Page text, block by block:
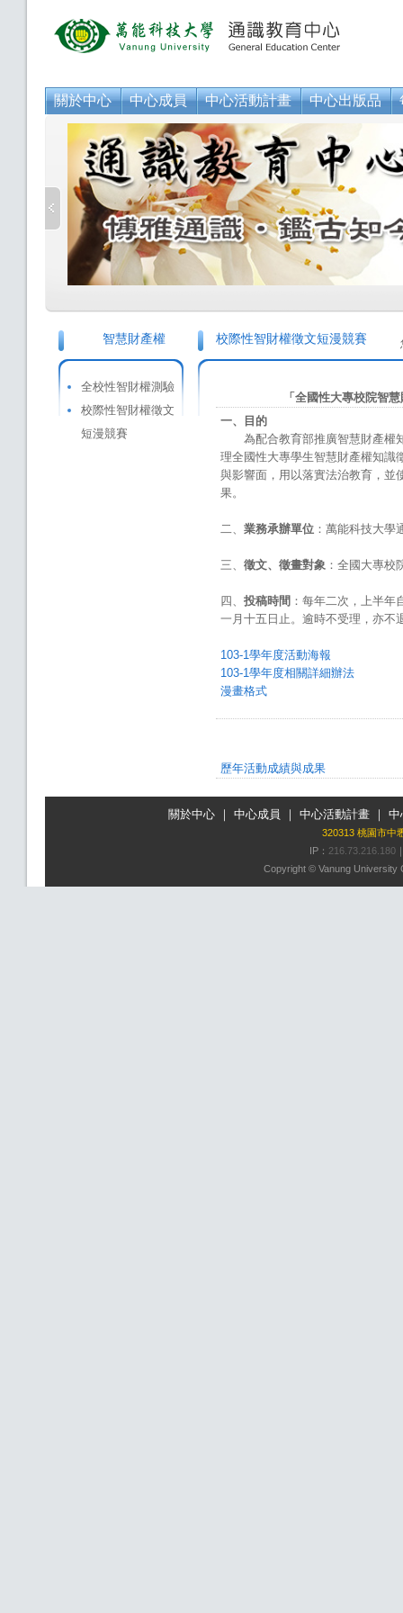
關於中心 中心成員 中心活動計畫 中心出版品
智慧財產權
全校性智財權測驗
校際性智財權徵文
短漫競賽
校際性智財權徵文短漫競賽
「全國性大專校院智
一、目的
為配合教育部推廣智慧財產權
理全國性大專學生智慧財產權知識
與影響面，用以落實法治教育，並
果。
二、 業務承辦單位 ：萬能科技大學
三、 徵文、徵畫對象 ：全國大專校
四、 投稿時間 ：每年二次，上半
一月十五日止。逾時不受理，亦不
103-1學年度活動海報
103-1學年度相關詳細辦法
漫畫格式
歷年活動成績與成果
關於中心｜ 中心成員 ｜ 中心活動計畫｜ 中
320313 桃園市中
IP： 216.73.216.180
Copyright © Vanung University